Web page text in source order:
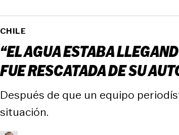
CHILE
“EL AGUA ESTABA
FUE RESCATADA DE SU
Después de que un equipo
situación.